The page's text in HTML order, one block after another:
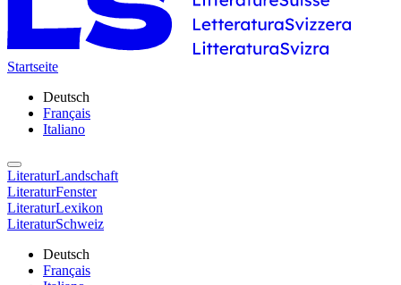
Startseite
Deutsch
Français
Italiano
LiteraturLandschaft
LiteraturFenster
LiteraturLexikon
LiteraturSchweiz
Deutsch
Français